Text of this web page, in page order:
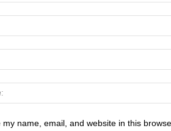
my name, email, and website in this